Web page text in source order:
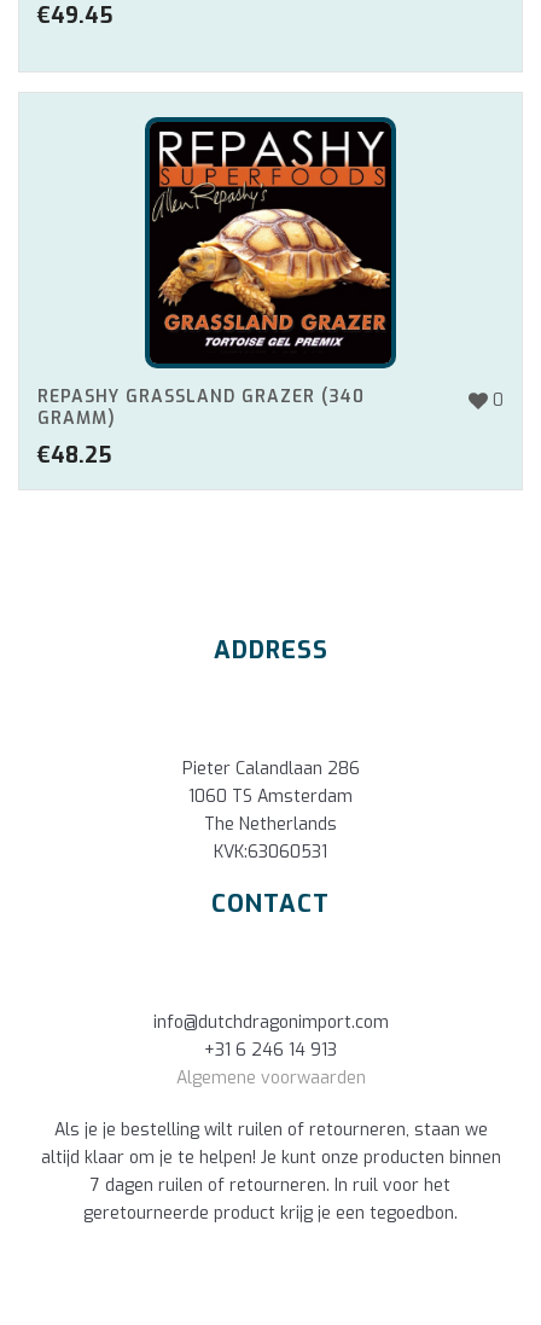
€49.45
0
REPASHY GRASSLAND GRAZER (340
GRAMM)
€48.25
ADDRESS
Pieter Calandlaan 286
1060 TS Amsterdam
The Netherlands
KVK:63060531
CONTACT
info@dutchdragonimport.com
+31 6 246 14 913
Algemene voorwaarden
Als je je bestelling wilt ruilen of retourneren, staan we
altijd klaar om je te helpen! Je kunt onze producten binnen
7 dagen ruilen of retourneren. In ruil voor het
geretourneerde product krijg je een tegoedbon.